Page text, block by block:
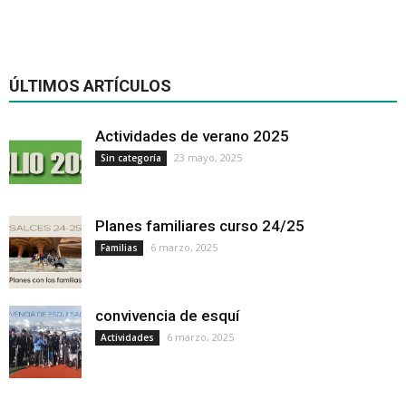
ÚLTIMOS ARTÍCULOS
Actividades de verano 2025
Sin categoría 23 mayo, 2025
Planes familiares curso 24/25
Familias 6 marzo, 2025
convivencia de esquí
Actividades 6 marzo, 2025